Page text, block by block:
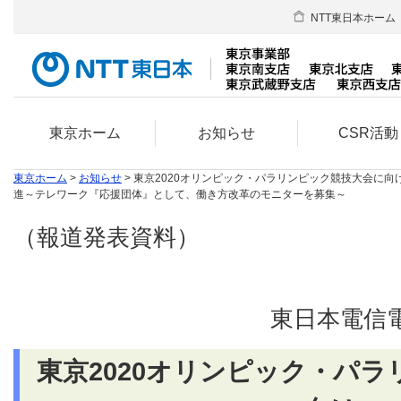
東京ホーム お知らせ CSR活動
NTT東日本ホーム
東京ホーム > お知らせ > 東京2020オリンピック・パラリンピック競技大会に向
進～テレワーク『応援団体』として、働き方改革のモニターを募集～
（報道発表資料）
東日本電信
東京2020オリンピック・パラ